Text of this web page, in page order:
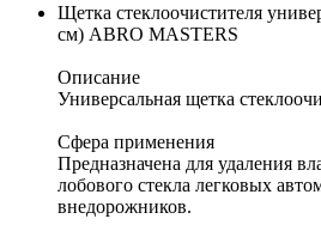
Щетка стеклоочистителя
см) ABRO MASTERS
Описание
Универсальная щетка
Сфера применения
Предназначена для удаления
лобового стекла легковых
внедорожников.